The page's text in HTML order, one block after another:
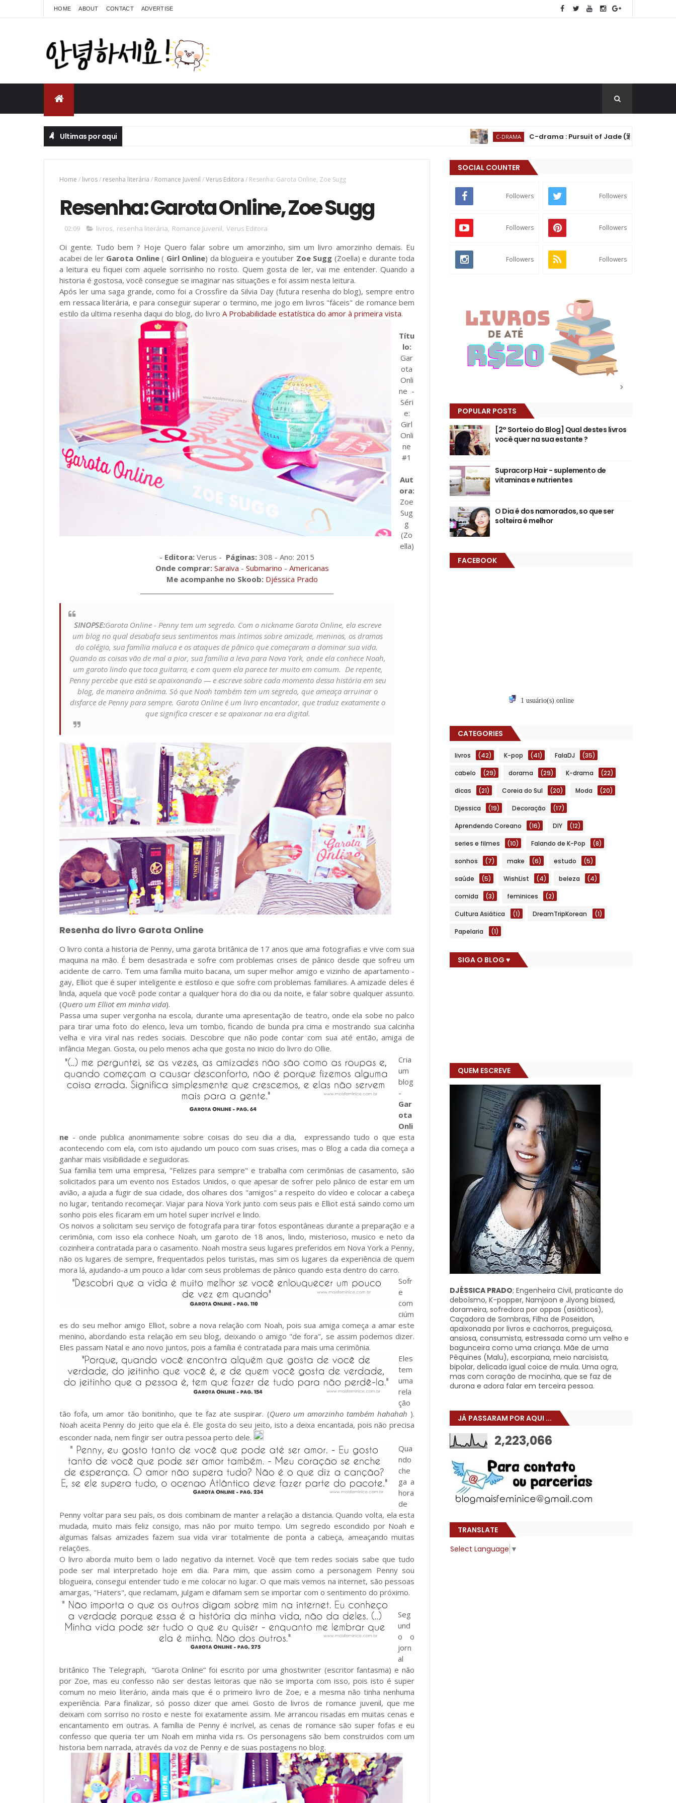
HOME ABOUT CONTACT ADVERTISE
Ultimas por aqui C-DRAMA C-drama : Pursuit of Jade (逐玉) | Em Busca de
Home / livros/ resenha literária / Romance Juvenil /Verus Editora / Resenha: Garota Online, Zoe Sugg
Resenha: Garota Online, Zoe Sugg
02:09 livros, resenha literária, Romance Juvenil, Verus Editora
Oi gente. Tudo bem ? Hoje Quero falar sobre um amorzinho, sim um livro amorzinho demais. Eu
acabei de ler Garota Online( Girl Online) da blogueira e youtuber Zoe Sugg (Zoella) e durante toda
a leitura eu fiquei com aquele sorrisinho no rosto. Quem gosta de ler, vai me entender. Quando a
historia é gostosa, você consegue se imaginar nas situações e foi assim nesta leitura.
Após ler uma saga grande, como foi a Crossfire da Silvia Day (futura resenha do blog), sempre entro
em ressaca literária, e para conseguir superar o termino, me jogo em livros "fáceis" de romance bem
estilo da ultima resenha daqui do blog, do livro A Probabilidade estatística do amor à primeira vista.
Títu
lo:
Gar
ota
Onli
ne -
Séri
e:
Girl
Onli
ne
#1
Aut
ora:
Zoe
Sug
g
(Zo
ella)
- Editora: Verus - Páginas: 308 - Ano: 2015
Onde comprar: Saraiva - Submarino - Americanas
Me acompanhe no Skoob: Djéssica Prado
SINOPSE:Garota Online - Penny tem um segredo. Com o nickname Garota Online, ela escreve
um blog no qual desabafa seus sentimentos mais íntimos sobre amizade, meninos, os dramas
do colégio, sua família maluca e os ataques de pânico que começaram a dominar sua vida.
Quando as coisas vão de mal a pior, sua família a leva para Nova York, onde ela conhece Noah,
um garoto lindo que toca guitarra, e com quem ela parece ter muito em comum. De repente,
Penny percebe que está se apaixonando — e escreve sobre cada momento dessa história em seu
blog, de maneira anônima. Só que Noah também tem um segredo, que ameaça arruinar o
disfarce de Penny para sempre. Garota Online é um livro encantador, que traduz exatamente o
que significa crescer e se apaixonar na era digital.
Resenha do livro Garota Online
O livro conta a historia de Penny, uma garota britânica de 17 anos que ama fotografias e vive com sua
maquina na mão. É bem desastrada e sofre com problemas crises de pânico desde que sofreu um
acidente de carro. Tem uma família muito bacana, um super melhor amigo e vizinho de apartamento -
gay, Elliot que é super inteligente e estiloso e que sofre com problemas familiares. A amizade deles é
linda, aquela que você pode contar a qualquer hora do dia ou da noite, e falar sobre qualquer assunto.
(Quero um Elliot em minha vida).
Passa uma super vergonha na escola, durante uma apresentação de teatro, onde ela sobe no palco
para tirar uma foto do elenco, leva um tombo, ficando de bunda pra cima e mostrando sua calcinha
velha e vira viral nas redes sociais. Descobre que não pode contar com sua até então, amiga de
infância Megan. Gosta, ou pelo menos acha que gosta no inicio do livro do Ollie.
Cria
um
blog
-
Gar
ota
Onli
ne - onde publica anonimamente sobre coisas do seu dia a dia, expressando tudo o que esta
acontecendo com ela, com isto ajudando um pouco com suas crises, mas o Blog a cada dia começa a
ganhar mais visibilidade e seguidoras.
Sua família tem uma empresa, "Felizes para sempre" e trabalha com cerimônias de casamento, são
solicitados para um evento nos Estados Unidos, o que apesar de sofrer pelo pânico de estar em um
avião, a ajuda a fugir de sua cidade, dos olhares dos "amigos" a respeito do vídeo e colocar a cabeça
no lugar, tentando recomeçar. Viajar para Nova York junto com seus pais e Elliot está saindo como um
sonho pois eles ficaram em um hotel super incrível e lindo.
Os noivos a solicitam seu serviço de fotografa para tirar fotos espontâneas durante a preparação e a
cerimônia, com isso ela conhece Noah, um garoto de 18 anos, lindo, misterioso, musico e neto da
cozinheira contratada para o casamento. Noah mostra seus lugares preferidos em Nova York a Penny,
não os lugares de sempre, frequentados pelos turistas, mas sim os lugares da experiência de quem
mora lá, ajudando-a um pouco a lidar com seus problemas de pânico quando esta dentro do carro.
Sofr
e
com
ciúm
es do seu melhor amigo Elliot, sobre a nova relação com Noah, pois sua amiga começa a amar este
menino, abordando esta relação em seu blog, deixando o amigo "de fora", se assim podemos dizer.
Eles passam Natal e ano novo juntos, pois a família é contratada para mais uma cerimônia.
Eles
tem
uma
rela
ção
tão fofa, um amor tão bonitinho, que te faz ate suspirar. (Quero um amorzinho também hahahah ).
Noah aceita Penny do jeito que ela é. Ele gosta do seu jeito, isto a deixa encantada, pois não precisa
esconder nada, nem fingir ser outra pessoa perto dele.
Qua
ndo
che
ga a
hora
de
Penny voltar para seu país, os dois combinam de manter a relação a distancia. Quando volta, ela esta
mudada, muito mais feliz consigo, mas não por muito tempo. Um segredo escondido por Noah e
algumas falsas amizades fazem sua vida virar totalmente de ponta a cabeça, ameaçando muitas
relações.
O livro aborda muito bem o lado negativo da internet. Você que tem redes sociais sabe que tudo
pode ser mal interpretado hoje em dia. Para mim, que assim como a personagem Penny sou
blogueira, consegui entender tudo e me colocar no lugar. O que mais vemos na internet, são pessoas
amargas, "Haters", que reclamam, julgam e difamam sem se importar com o sentimento do próximo.
Seg
und
o o
jorn
al
britânico The Telegraph, “Garota Online” foi escrito por uma ghostwriter (escritor fantasma) e não
por Zoe, mas eu confesso não ser destas leitoras que não se importa com isso, pois isto é super
comum no meio literário, ainda mais que é o primeiro livro de Zoe, e a mesma não tinha nenhuma
experiência. Para finalizar, só posso dizer que amei. Gosto de livros de romance juvenil, que me
deixam com sorriso no rosto e neste foi exatamente assim. Me arrancou risadas em muitas cenas e
encantamento em outras. A família de Penny é incrível, as cenas de romance são super fofas e eu
confesso que queria ter um Noah em minha vida rs. Os personagens são bem construidos com um
historia bem narrada, através da voz de Penny e de suas postagens no blog.
SOCIAL COUNTER
Followers Followers
Followers Followers
Followers Followers
>
POPULAR POSTS
[2° Sorteio do Blog] Qual destes livros
você quer na sua estante ?
Supracorp Hair - suplemento de
vitaminas e nutrientes
O Dia é dos namorados, so que ser
solteira é melhor
FACEBOOK
1 usuário(s) online
CATEGORIES
livros (42) K-pop (41) FalaDJ (35)
cabelo (29) dorama (29) K-drama (22)
dicas (21) Coreia do Sul (20) Moda (20)
Djessica (19) Decoração (17)
Aprendendo Coreano (16) DIY (12)
series e filmes (10) Falando de K-Pop (8)
sonhos (7) make (6) estudo (5)
saúde (5) WishList (4) beleza (4)
comida (3) feminices (2)
Cultura Asiática (1) DreamTripKorean (1)
Papelaria (1)
SIGA O BLOG ♥
QUEM ESCREVE
DJÉSSICA PRADO; Engenheira Civil, praticante do
deboísmo, K-popper, Namjoon e Jiyong biased,
dorameira, sofredora por oppas (asiáticos),
Caçadora de Sombras, Filha de Poseidon,
apaixonada por livros e cachorros, preguiçosa,
ansiosa, consumista, estressada como um velho e
bagunceira como uma criança. Mãe de uma
Pêquines (Malu), escorpiana, meio narcisista,
bipolar, delicada igual coice de mula. Uma ogra,
mas com coração de mocinha, que se faz de
durona e adora falar em terceira pessoa.
JÁ PASSARAM POR AQUI ...
2,223,066
TRANSLATE
Select Language ▼